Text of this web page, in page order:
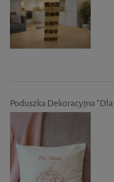
Poduszka Dekoracyjna